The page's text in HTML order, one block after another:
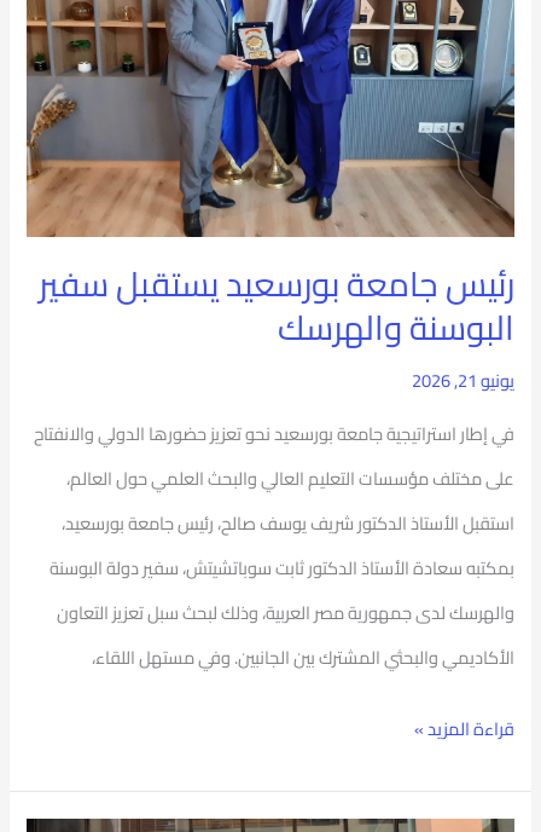
رئيس جامعة بورسعيد يستقبل سفير
البوسنة والهرسك
يونيو 21, 2026
في إطار استراتيجية جامعة بورسعيد نحو تعزيز حضورها الدولي والانفتاح
على مختلف مؤسسات التعليم العالي والبحث العلمي حول العالم،
استقبل الأستاذ الدكتور شريف يوسف صالح، رئيس جامعة بورسعيد،
بمكتبه سعادة الأستاذ الدكتور ثابت سوباتشيتش، سفير دولة البوسنة
والهرسك لدى جمهورية مصر العربية، وذلك لبحث سبل تعزيز التعاون
الأكاديمي والبحثي المشترك بين الجانبين. وفي مستهل اللقاء،
يستقبل
سفير
البوسنة
والهرسك
قراءة المزيد »